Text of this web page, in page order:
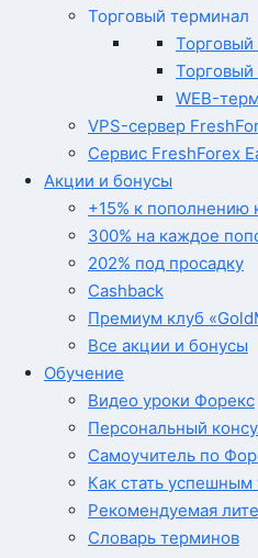
Торговый терминал
Торговый
WEB-
VPS-сервер
Сервис FreshForex
Акции и бонусы
+15% к пополнению
300% на каждое
202% под просадку
Cashback
Премиум клуб
Все акции и бонусы
Обучение
Видео уроки Форекс
Персональный
Самоучитель по
Как стать
Рекомендуемая
Словарь терминов